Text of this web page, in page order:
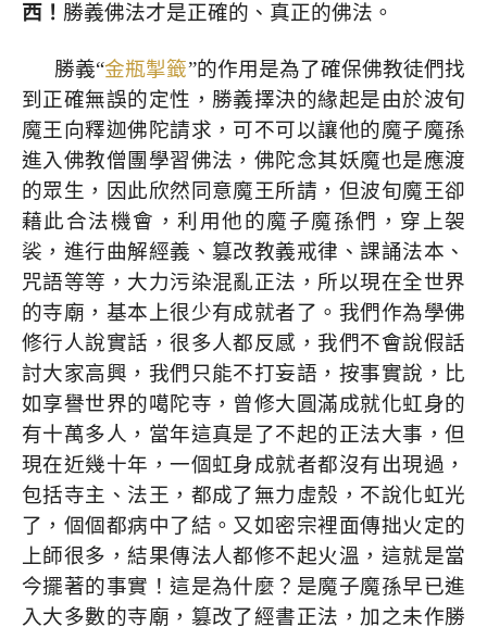
西！ 勝義佛法才是正確的、真正的佛法。
勝義“金瓶掣籤”的作用是為了確保佛教徒們找
到正確無誤的定性，勝義擇決的緣起是由於波旬
魔王向釋迦佛陀請求，可不可以讓他的魔子魔孫
進入佛教僧團學習佛法，佛陀念其妖魔也是應渡
的眾生，因此欣然同意魔王所請，但波旬魔王卻
藉此合法機會，利用他的魔子魔孫們，穿上袈
裟，進行曲解經義、篡改教義戒律、課誦法本、
咒語等等，大力污染混亂正法，所以現在全世界
的寺廟，基本上很少有成就者了。我們作為學佛
修行人說實話，很多人都反感，我們不會說假話
討大家高興，我們只能不打妄語，按事實說，比
如享譽世界的噶陀寺，曾修大圓滿成就化虹身的
有十萬多人，當年這真是了不起的正法大事，但
現在近幾十年，一個虹身成就者都沒有出現過，
包括寺主、法王，都成了無力虛殼，不說化虹光
了，個個都病中了結。又如密宗裡面傳拙火定的
上師很多，結果傳法人都修不起火溫，這就是當
今擺著的事實！這是為什麼？是魔子魔孫早已進
入大多數的寺廟，篡改了經書正法，加之未作勝